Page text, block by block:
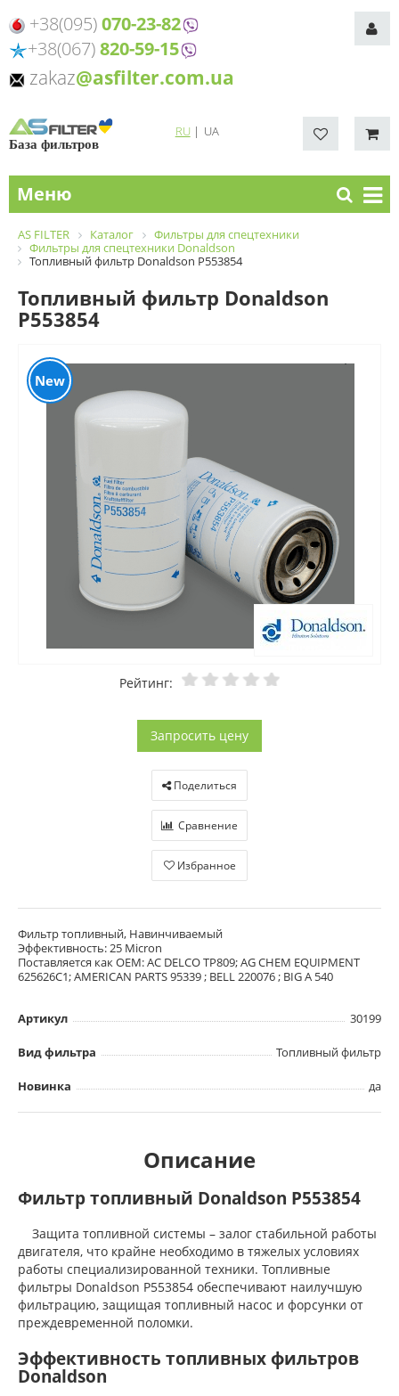
+38(095)070-23-82
+38(067)820-59-15
zakaz@asfilter.com.ua
База фильтров
RU| UA
Меню
AS FILTER Каталог
Фильтры для спецтехники
Фильтры для спецтехники Donaldson
Топливный фильтр Donaldson P553854
Топливный фильтр Donaldson
P553854
New
Рейтинг:
Запросить цену
Поделиться
Сравнение
Избранное
Фильтр топливный, Навинчиваемый
Эффективность: 25 Micron
Поставляется как OEM: AC DELCO TP809; AG CHEM EQUIPMENT
625626C1; AMERICAN PARTS 95339 ; BELL 220076 ; BIG A 540
Артикул 30199
Вид фильтра Топливный фильтр
Новинка да
Описание
Фильтр топливный Donaldson P553854
Защита топливной системы – залог стабильной работы
двигателя, что крайне необходимо в тяжелых условиях
работы специализированной техники. Топливные
фильтры Donaldson P553854 обеспечивают наилучшую
фильтрацию, защищая топливный насос и форсунки от
преждевременной поломки.
Эффективность топливных фильтров
Donaldson